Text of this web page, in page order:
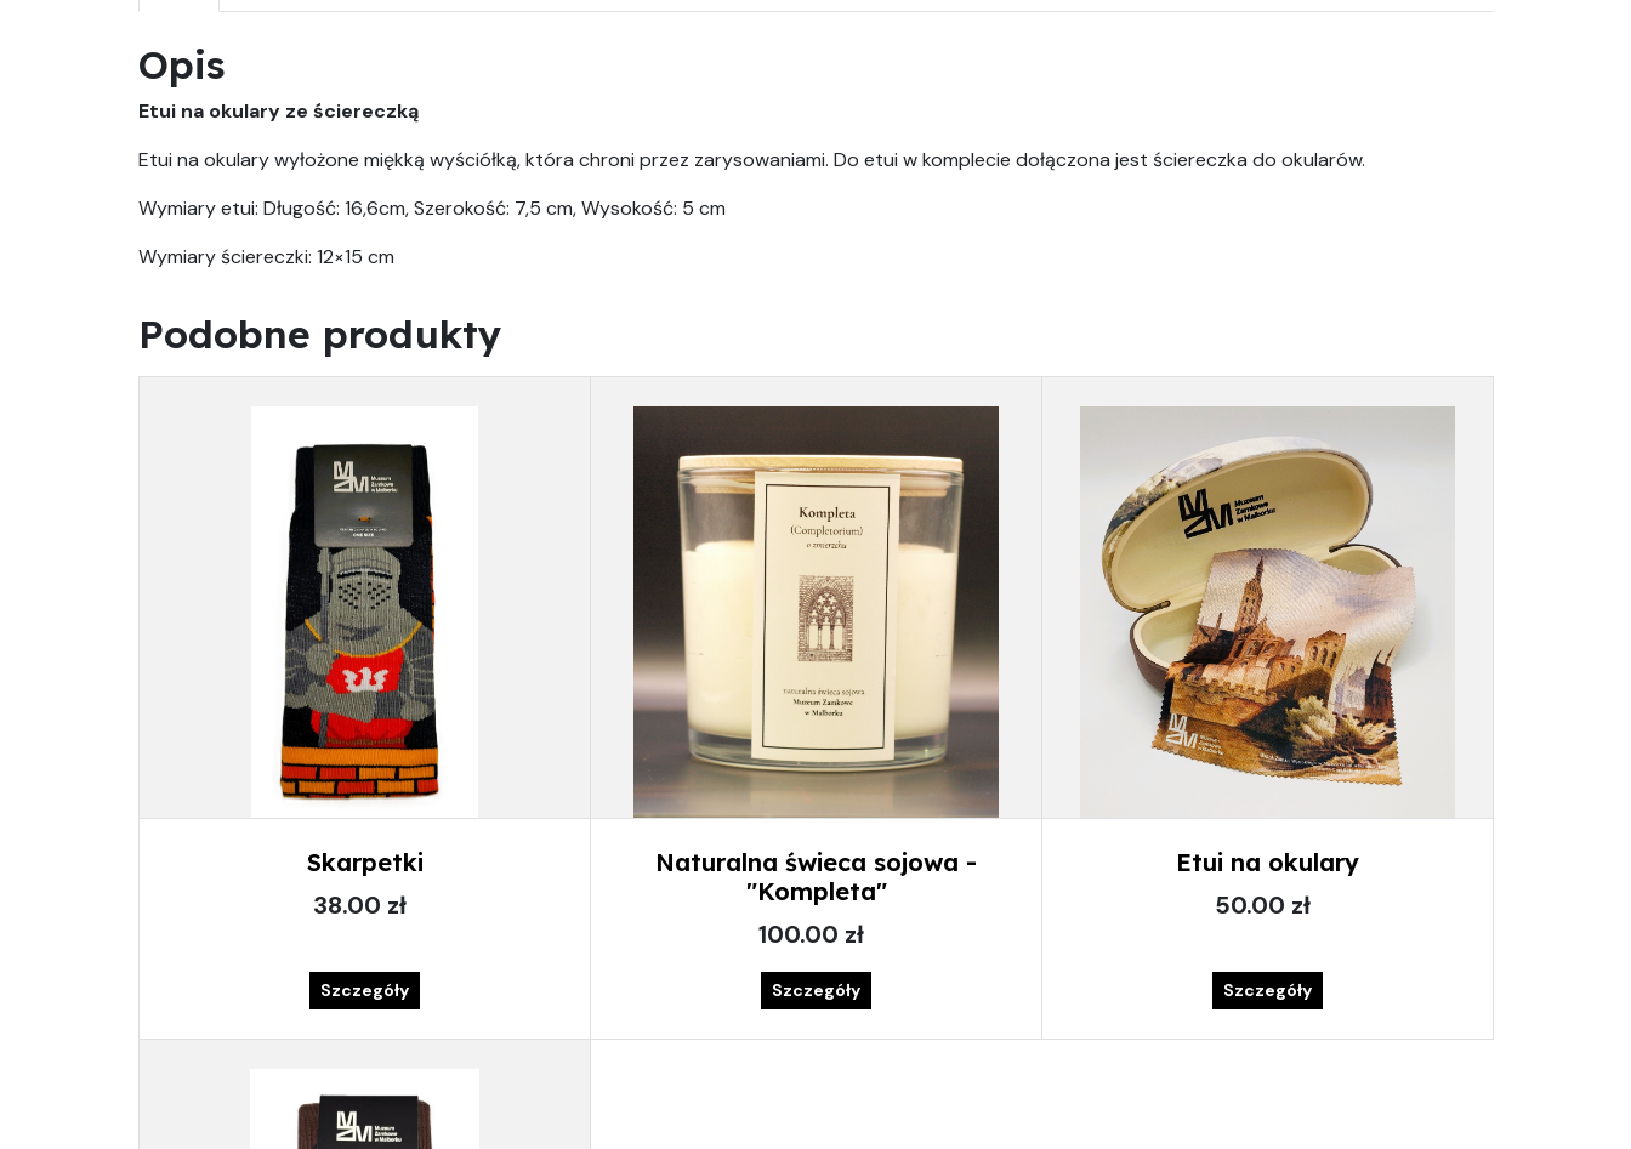
Opis
Etui na okulary ze ściereczką
Etui na okulary wyłożone miękką wyściółką, która chroni przez zarysowaniami. Do etui w komplecie dołączona jest ściereczka do okularów.
Wymiary etui: Długość: 16,6cm, Szerokość: 7,5 cm, Wysokość: 5 cm
Wymiary ściereczki: 12×15 cm
Podobne produkty
Skarpetki
38.00 zł
Szczegóły
Naturalna świeca sojowa -
"Kompleta"
100.00 zł
Szczegóły
Etui na okulary
50.00 zł
Szczegóły